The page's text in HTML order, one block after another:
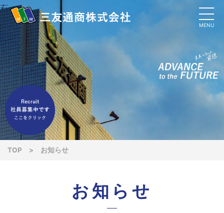
MENU
TOP > お知らせ
お知らせ